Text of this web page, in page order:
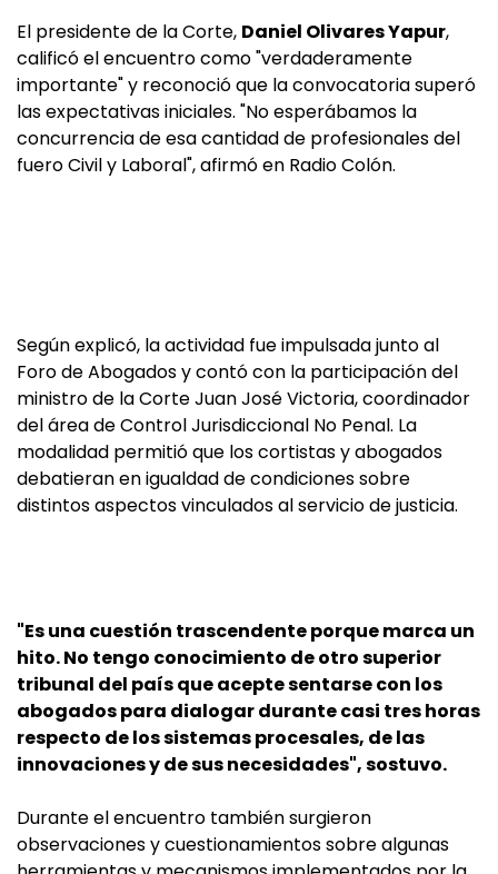
El presidente de la Corte, Daniel Olivares Yapur,
calificó el encuentro como "verdaderamente
importante" y reconoció que la convocatoria superó
las expectativas iniciales. "No esperábamos la
concurrencia de esa cantidad de profesionales del
fuero Civil y Laboral", afirmó en Radio Colón.
Según explicó, la actividad fue impulsada junto al
Foro de Abogados y contó con la participación del
ministro de la Corte Juan José Victoria, coordinador
del área de Control Jurisdiccional No Penal. La
modalidad permitió que los cortistas y abogados
debatieran en igualdad de condiciones sobre
distintos aspectos vinculados al servicio de justicia.
"Es una cuestión trascendente porque marca un
hito. No tengo conocimiento de otro superior
tribunal del país que acepte sentarse con los
abogados para dialogar durante casi tres horas
respecto de los sistemas procesales, de las
innovaciones y de sus necesidades", sostuvo.
Durante el encuentro también surgieron
observaciones y cuestionamientos sobre algunas